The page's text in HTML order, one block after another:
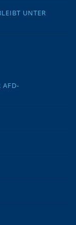
UNTER
AFD-